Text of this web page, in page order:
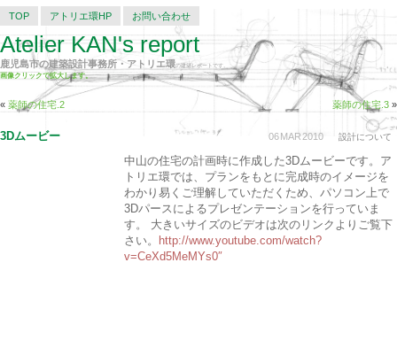
TOP アトリエ環HP お問い合わせ
Atelier KAN's report
鹿児島市の建築設計事務所・アトリエ環の建築レポートです。
画像クリックで拡大します。
« 薬師の住宅.2 薬師の住宅.3 »
06MAR2010 設計について
3Dムービー
中山の住宅の計画時に作成した3Dムービーです。ア
トリエ環では、プランをもとに完成時のイメージを
わかり易くご理解していただくため、パソコン上で
3Dパースによるプレゼンテーションを行っていま
す。 大きいサイズのビデオは次のリンクよりご覧下
さい。
http://www.youtube.com/watch?
v=CeXd5MeMYs0″